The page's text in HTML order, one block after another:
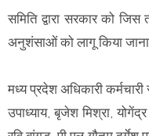
समिति द्वारा सरकार को
अनुशंसाओं को लागू किया जाना
मध्य प्रदेश अधिकारी
उपाध्याय, बृजेश मिश्रा,